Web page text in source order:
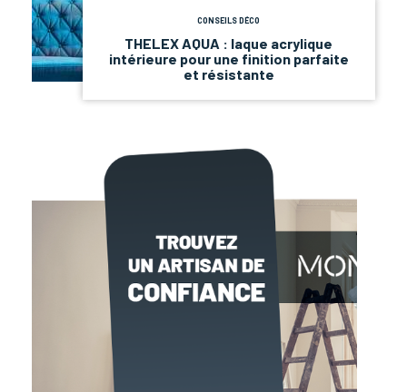
CONSEILS DÉCO
THELEX AQUA : laque acrylique
intérieure pour une finition parfaite
et résistante